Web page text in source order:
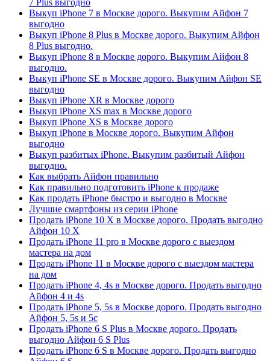
7 Plus выгодно
Выкуп iPhone 7 в Москве дорого. Выкупим Айфон 7
выгодно
Выкуп iPhone 8 Plus в Москве дорого. Выкупим Айфон
8 Plus выгодно.
Выкуп iPhone 8 в Москве дорого. Выкупим Айфон 8
выгодно.
Выкуп iPhone SE в Москве дорого. Выкупим Айфон SE
выгодно
Выкуп iPhone XR в Москве дорого
Выкуп iPhone XS max в Москве дорого
Выкуп iPhone XS в Москве дорого
Выкуп iPhone в Москве дорого. Выкупим Айфон
выгодно
Выкуп разбитых iPhone. Выкупим разбитый Айфон
выгодно.
Как выбрать Айфон правильно
Как правильно подготовить iPhone к продаже
Как продать iPhone быстро и выгодно в Москве
Лучшие смартфоны из серии iPhone
Продать iPhone 10 X в Москве дорого. Продать выгодно
Айфон 10 X
Продать iPhone 11 pro в Москве дорого с выездом
мастера на дом
Продать iPhone 11 в Москве дорого с выездом мастера
на дом
Продать iPhone 4, 4s в Москве дорого. Продать выгодно
Айфон 4 и 4s
Продать iPhone 5, 5s в Москве дорого. Продать выгодно
Айфон 5, 5s и 5c
Продать iPhone 6 S Plus в Москве дорого. Продать
выгодно Айфон 6 S Plus
Продать iPhone 6 S в Москве дорого. Продать выгодно